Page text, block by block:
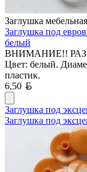
Заглушка мебельная
Заглушка под
белый
ВНИМАНИЕ!!
Цвет: белый.
пластик.
6,50
Заглушка под
Заглушка под